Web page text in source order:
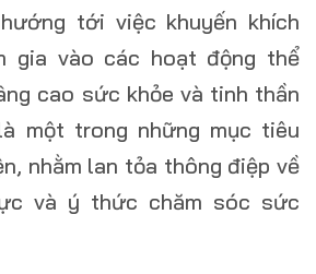
tới việc khuyến khích
gia vào các hoạt động thể
cao sức khỏe và tinh thần
một trong những mục tiêu
nhằm lan tỏa thông điệp về
và ý thức chăm sóc sức